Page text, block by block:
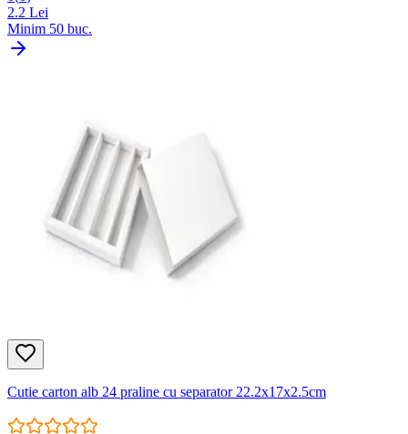
2.2 Lei
Minim 50 buc.
Cutie carton alb 24 praline cu separator 22.2x17x2.5cm